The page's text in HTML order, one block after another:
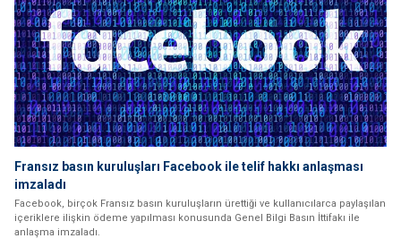
Fransız basın kuruluşları Facebook ile telif hakkı anlaşması
imzaladı
Facebook, birçok Fransız basın kuruluşların ürettiği ve kullanıcılarca paylaşılan
içeriklere ilişkin ödeme yapılması konusunda Genel Bilgi Basın İttifakı ile
anlaşma imzaladı.